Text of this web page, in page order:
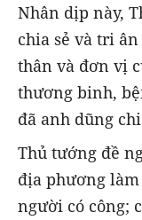
Nhân dịp này,
chia sẻ và tri
thân và đơn vị
thương binh,
đã anh dũng
Thủ tướng đề
địa phương
người có công;